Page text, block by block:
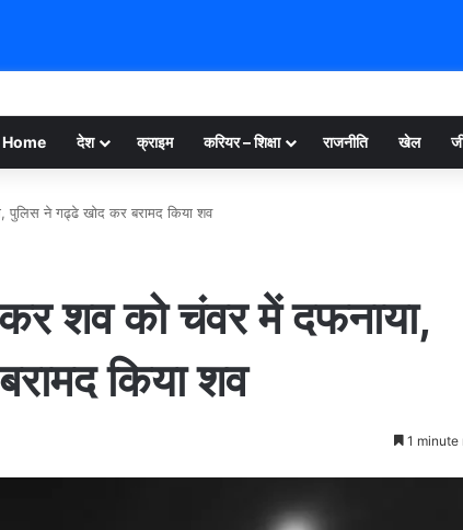
Home देश क्राइम करियर – शिक्षा राजनीति खेल
पुलिस ने गढ्ढे खोद कर बरामद किया शव
शव को चंवर में दफनाया,
किया शव
1 minute